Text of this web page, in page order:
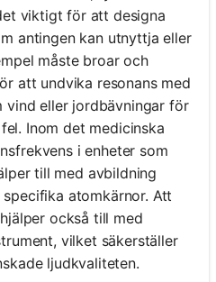
viktigt för att designa
antingen kan utnyttja eller
måste broar och
att undvika resonans med
vind eller jordbävningar för
Inom det medicinska
i enheter som
till med avbildning
atomkärnor. Att
också till med
vilket säkerställer
ljudkvaliteten.